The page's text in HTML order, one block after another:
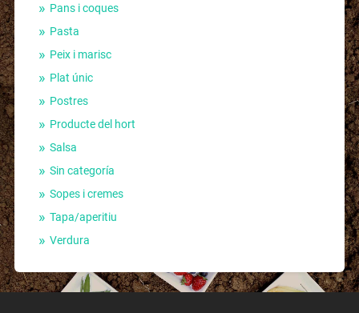
Pans i coques
Pasta
Peix i marisc
Plat únic
Postres
Producte del hort
Salsa
Sin categoría
Sopes i cremes
Tapa/aperitiu
Verdura